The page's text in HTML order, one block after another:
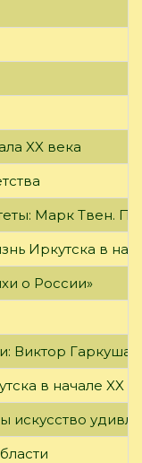
XX века
Марк Твен.
Иркутска в
о России»
Виктор Гаркуша
в начале XX
искусство